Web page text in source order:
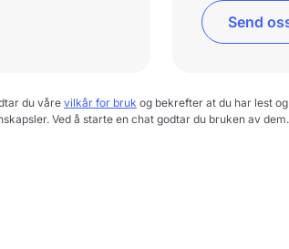
Send
du våre vilkår for bruk og bekrefter at du har lest
Ved å starte en chat godtar du bruken av